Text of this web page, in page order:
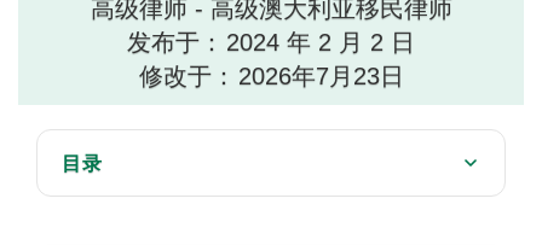
高级律师 - 高级澳大利亚移民律师
发布于： 2024 年 2 月 2 日
修改于： 2026年7月23日
目录